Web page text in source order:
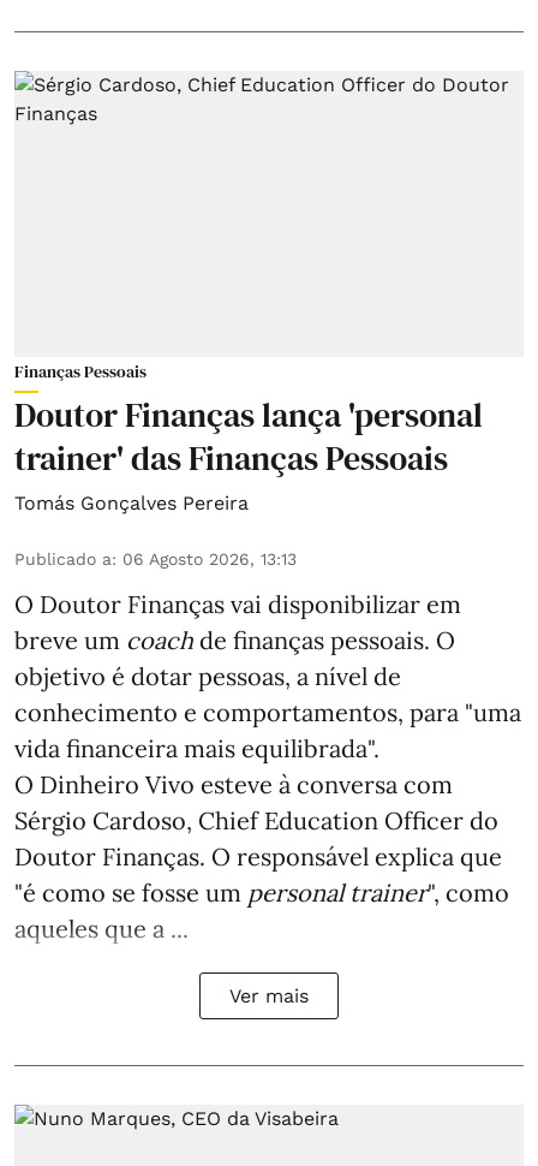
Finanças Pessoais
Doutor Finanças lança 'personal
trainer' das Finanças Pessoais
Tomás Gonçalves Pereira
Publicado a: 06 Agosto 2026, 13:13
O Doutor Finanças vai disponibilizar em
breve um coach de finanças pessoais. O
objetivo é dotar pessoas, a nível de
conhecimento e comportamentos, para "uma
vida financeira mais equilibrada".
O Dinheiro Vivo esteve à conversa com
Sérgio Cardoso, Chief Education Officer do
Doutor Finanças. O responsável explica que
"é como se fosse um personal trainer", como
aqueles que a ...
Ver mais